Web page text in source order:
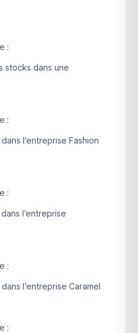
:
stocks dans une
:
l’entreprise Fashion
:
l’entreprise
:
l’entreprise Caramel
: